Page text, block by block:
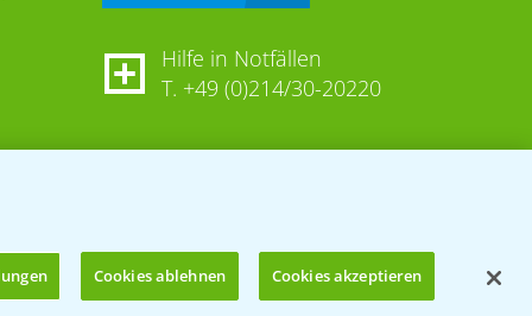
Hilfe in Notfällen
T. +49 (0)214/30-20220
Cookies ablehnen Cookies akzeptieren